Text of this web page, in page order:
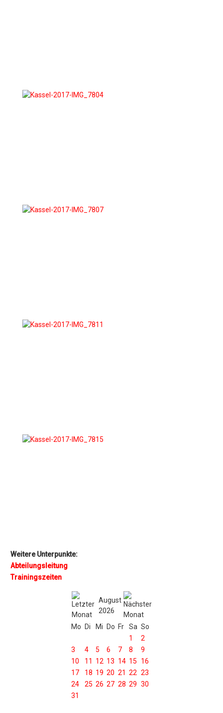
Weitere Unterpunkte:
Abteilungsleitung
Trainingszeiten
August
2026
Mo
Di Mi Do Fr Sa So
1
2
3
4 5 6 7 8
9
10
11 12 13 14 15
16
17
18 19 20 21 22 23
24
25 26 27 28 29 30
31